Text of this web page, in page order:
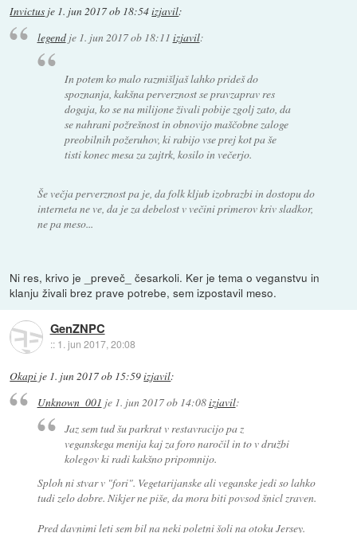
Invictus je 1. jun 2017 ob 18:54izjavil:
legendje 1. jun 2017 ob 18:11 izjavil:
In potem ko malo razmišljaš lahko prideš do
spoznanja, kakšna perverznost se pravzaprav res
dogaja, ko se na milijone živali pobije zgolj zato, da
se nahrani požrešnost in obnovijo maščobne zaloge
preobilnih požeruhov, ki rabijo vse prej kot pa še
tisti konec mesa za zajtrk, kosilo in večerjo.
Še večja perverznost pa je, da folk kljub izobrazbi in dostopu do
interneta ne ve, da je za debelost v večini primerov kriv sladkor,
ne pa meso...
Ni res, krivo je _preveč_ česarkoli. Ker je tema o veganstvu in
klanju živali brez prave potrebe, sem izpostavil meso.
GenZNPC
:: 1. jun 2017, 20:08
Okapi je 1. jun 2017 ob 15:59izjavil:
Unknown_001 je 1. jun 2017 ob 14:08izjavil:
Jaz sem tud šu parkrat v restavracijo pa z
veganskega menija kaj za foro naročil in to v družbi
kolegov ki radi kakšno pripomnijo.
Sploh ni stvar v "fori". Vegetarijanske ali veganske jedi so lahko
tudi zelo dobre. Nikjer ne piše, da mora biti povsod šnicl zraven.
Pred davnimi leti sem bil na neki poletni šoli na otoku Jersey.